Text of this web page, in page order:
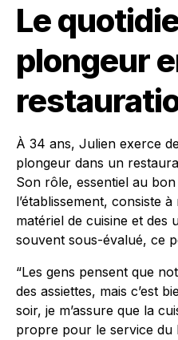
Le
plongeur
À 34 ans, Julien exerce
plongeur dans un
Son rôle, essentiel au
l’établissement, consiste
matériel de cuisine et des
souvent sous-évalué, ce
“Les gens pensent que
des assiettes, mais c’est
soir, je m’assure que la
propre pour le service du